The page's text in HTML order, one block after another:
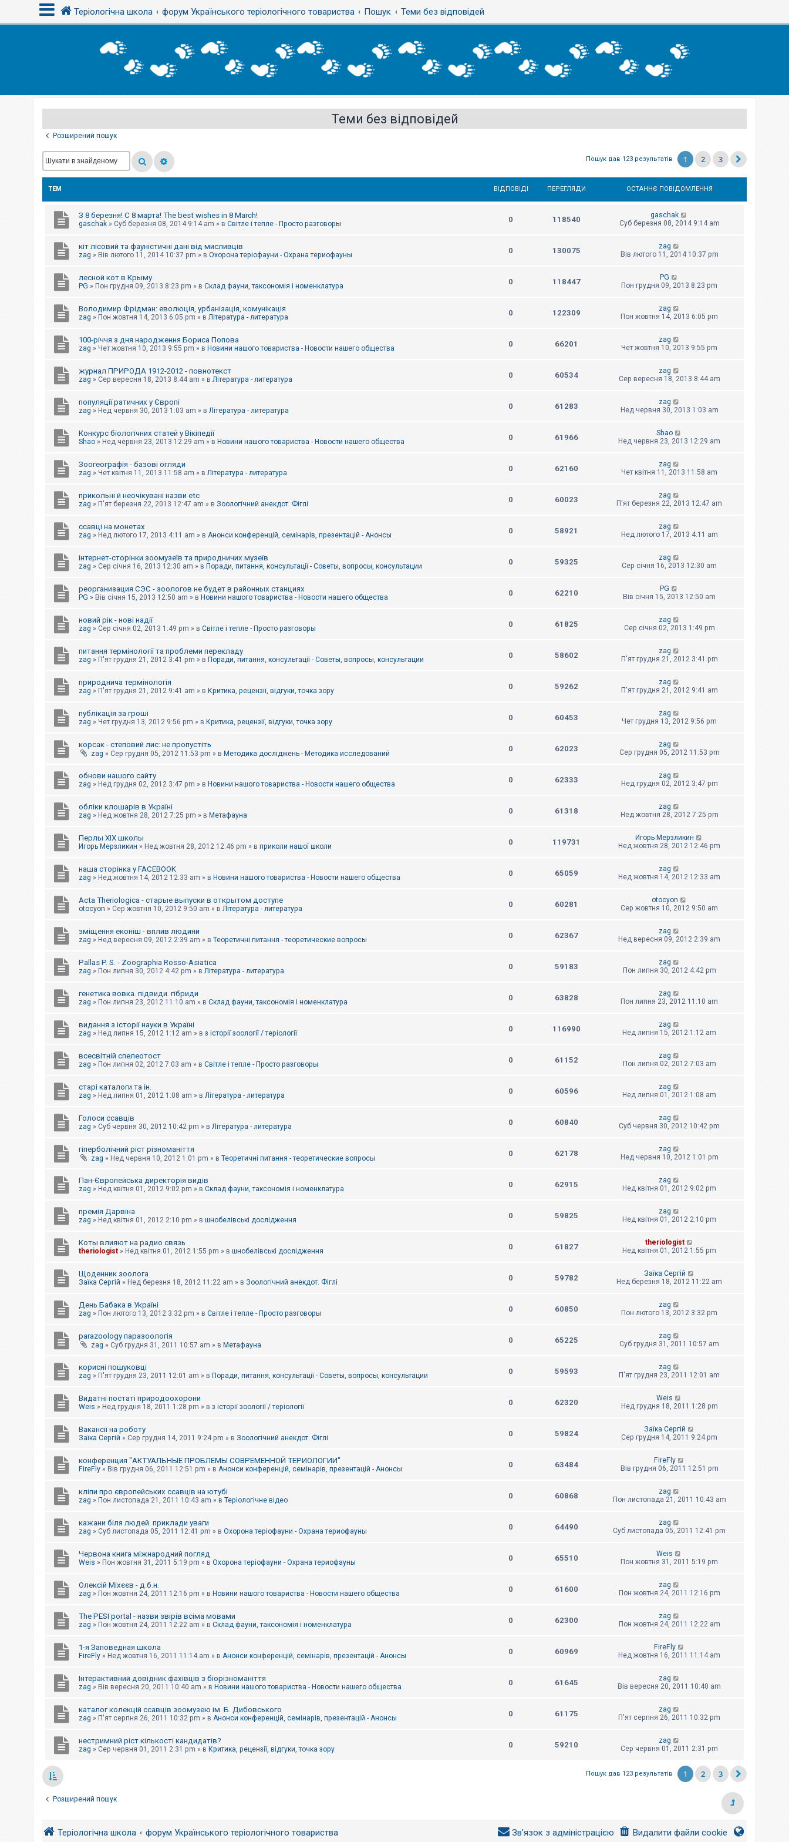
Теріологічна школа форум Українського теріологічного товариства Пошук Теми без відповідей
Теми без відповідей
Розширений пошук
Пошук дав 123 результатів 1 2 3
ТЕМ ВІДПОВІДІ ПЕРЕГЛЯДИ ОСТАННЄ ПОВІДОМЛЕННЯ
З 8 березня! С 8 марта! The best wishes in 8 March!
gaschak » Суб березня 08, 2014 9:14 am » в Світле і тепле - Просто разговоры 0 118540
gaschak
Суб березня 08, 2014 9:14 am
кіт лісовий та фауністичні дані від мисливців
zag » Вів лютого 11, 2014 10:37 pm » в Охорона теріофауни - Охрана териофауны 0 130075
zag
Вів лютого 11, 2014 10:37 pm
лесной кот в Крыму
PG » Пон грудня 09, 2013 8:23 pm » в Склад фауни, таксономія і номенклатура 0 118447
PG
Пон грудня 09, 2013 8:23 pm
Володимир Фрідман: еволюція, урбанізація, комунікація
zag » Пон жовтня 14, 2013 6:05 pm » в Література - литература 0 122309
zag
Пон жовтня 14, 2013 6:05 pm
100-річчя з дня народження Бориса Попова
zag » Чет жовтня 10, 2013 9:55 pm » в Новини нашого товариства - Новости нашего общества 0 66201
zag
Чет жовтня 10, 2013 9:55 pm
журнал ПРИРОДА 1912-2012 - повнотекст
zag » Сер вересня 18, 2013 8:44 am » в Література - литература 0 60534
zag
Сер вересня 18, 2013 8:44 am
популяції ратичних у Європі
zag » Нед червня 30, 2013 1:03 am » в Література - литература 0 61283
zag
Нед червня 30, 2013 1:03 am
Конкурс біологічних статей у Вікіпедії
Shao » Нед червня 23, 2013 12:29 am » в Новини нашого товариства - Новости нашего общества 0 61966
Shao
Нед червня 23, 2013 12:29 am
Зоогеографія - базові огляди
zag » Чет квітня 11, 2013 11:58 am » в Література - литература 0 62160
zag
Чет квітня 11, 2013 11:58 am
прикольні й неочікувані назви etc
zag » П'ят березня 22, 2013 12:47 am » в Зоологічний анекдот. Фіглі 0 60023
zag
П'ят березня 22, 2013 12:47 am
ссавці на монетах
zag » Нед лютого 17, 2013 4:11 am » в Анонси конференцій, семінарів, презентацій - Анонсы 0 58921
zag
Нед лютого 17, 2013 4:11 am
інтернет-сторінки зоомузеїв та природничих музеїв
zag » Сер січня 16, 2013 12:30 am » в Поради, питання, консультації - Советы, вопросы, консультации 0 59325
zag
Сер січня 16, 2013 12:30 am
реорганизация СЭС - зоологов не будет в районных станциях
PG » Вів січня 15, 2013 12:50 am » в Новини нашого товариства - Новости нашего общества 0 62210
PG
Вів січня 15, 2013 12:50 am
новий рік - нові надії
zag » Сер січня 02, 2013 1:49 pm » в Світле і тепле - Просто разговоры 0 61825
zag
Сер січня 02, 2013 1:49 pm
питання термінології та проблеми перекладу
zag » П'ят грудня 21, 2012 3:41 pm » в Поради, питання, консультації - Советы, вопросы, консультации 0 58602
zag
П'ят грудня 21, 2012 3:41 pm
природнича термінологія
zag » П'ят грудня 21, 2012 9:41 am » в Критика, рецензії, відгуки, точка зору 0 59262
zag
П'ят грудня 21, 2012 9:41 am
публікація за гроші
zag » Чет грудня 13, 2012 9:56 pm » в Критика, рецензії, відгуки, точка зору 0 60453
zag
Чет грудня 13, 2012 9:56 pm
корсак - степовий лис: не пропустіть
zag » Сер грудня 05, 2012 11:53 pm » в Методика досліджень - Методика исследований
0 62023
zag
Сер грудня 05, 2012 11:53 pm
обнови нашого сайту
zag » Нед грудня 02, 2012 3:47 pm » в Новини нашого товариства - Новости нашего общества 0 62333
zag
Нед грудня 02, 2012 3:47 pm
обліки клошарів в Україні
zag » Нед жовтня 28, 2012 7:25 pm » в Метафауна 0 61318
zag
Нед жовтня 28, 2012 7:25 pm
Перлы ХІХ школы
Игорь Мерзликин » Нед жовтня 28, 2012 12:46 pm » в приколи нашої школи 0 119731
Игорь Мерзликин
Нед жовтня 28, 2012 12:46 pm
наша сторінка у FACEBOOK
zag » Нед жовтня 14, 2012 12:33 am » в Новини нашого товариства - Новости нашего общества 0 65059
zag
Нед жовтня 14, 2012 12:33 am
Acta Theriologica - старые выпуски в открытом доступе
otocyon » Сер жовтня 10, 2012 9:50 am » в Література - литература 0 60281
otocyon
Сер жовтня 10, 2012 9:50 am
зміщення еконіш - вплив людини
zag » Нед вересня 09, 2012 2:39 am » в Теоретичні питання - теоретические вопросы 0 62367
zag
Нед вересня 09, 2012 2:39 am
Pallas P. S. - Zoographia Rosso-Asiatica
zag » Пон липня 30, 2012 4:42 pm » в Література - литература 0 59183
zag
Пон липня 30, 2012 4:42 pm
генетика вовка. підвиди. гібриди
zag » Пон липня 23, 2012 11:10 am » в Склад фауни, таксономія і номенклатура 0 63828
zag
Пон липня 23, 2012 11:10 am
видання з історії науки в Україні
zag » Нед липня 15, 2012 1:12 am » в з історії зоології / теріології 0 116990
zag
Нед липня 15, 2012 1:12 am
всесвітній спелеотост
zag » Пон липня 02, 2012 7:03 am » в Світле і тепле - Просто разговоры 0 61152
zag
Пон липня 02, 2012 7:03 am
старі каталоги та ін.
zag » Нед липня 01, 2012 1:08 am » в Література - литература 0 60596
zag
Нед липня 01, 2012 1:08 am
Голоси ссавців
zag » Суб червня 30, 2012 10:42 pm » в Література - литература 0 60840
zag
Суб червня 30, 2012 10:42 pm
гіперболічний ріст різноманіття
zag » Нед червня 10, 2012 1:01 pm » в Теоретичні питання - теоретические вопросы
0 62178
zag
Нед червня 10, 2012 1:01 pm
Пан-Європейська директорія видів
zag » Нед квітня 01, 2012 9:02 pm » в Склад фауни, таксономія і номенклатура 0 62915
zag
Нед квітня 01, 2012 9:02 pm
премія Дарвіна
zag » Нед квітня 01, 2012 2:10 pm » в шнобелівські дослідження 0 59825
zag
Нед квітня 01, 2012 2:10 pm
Коты влияют на радио связь
theriologist » Нед квітня 01, 2012 1:55 pm » в шнобелівські дослідження 0 61827
theriologist
Нед квітня 01, 2012 1:55 pm
Щоденник зоолога
Заїка Сергій » Нед березня 18, 2012 11:22 am » в Зоологічний анекдот. Фіглі 0 59782
Заїка Сергій
Нед березня 18, 2012 11:22 am
День Бабака в Україні
zag » Пон лютого 13, 2012 3:32 pm » в Світле і тепле - Просто разговоры 0 60850
zag
Пон лютого 13, 2012 3:32 pm
parazoology паразоологія
zag » Суб грудня 31, 2011 10:57 am » в Метафауна
0 65225
zag
Суб грудня 31, 2011 10:57 am
корисні пошуковці
zag » П'ят грудня 23, 2011 12:01 am » в Поради, питання, консультації - Советы, вопросы, консультации 0 59593
zag
П'ят грудня 23, 2011 12:01 am
Видатні постаті природоохорони
Weis » Нед грудня 18, 2011 1:28 pm » в з історії зоології / теріології 0 62320
Weis
Нед грудня 18, 2011 1:28 pm
Вакансії на роботу
Заїка Сергій » Сер грудня 14, 2011 9:24 pm » в Зоологічний анекдот. Фіглі 0 59824
Заїка Сергій
Сер грудня 14, 2011 9:24 pm
конференция "АКТУАЛЬНЫЕ ПРОБЛЕМЫ СОВРЕМЕННОЙ ТЕРИОЛОГИИ"
FireFly » Вів грудня 06, 2011 12:51 pm » в Анонси конференцій, семінарів, презентацій - Анонсы 0 63484
FireFly
Вів грудня 06, 2011 12:51 pm
кліпи про європейських ссавців на ютубі
zag » Пон листопада 21, 2011 10:43 am » в Теріологічне відео 0 60868
zag
Пон листопада 21, 2011 10:43 am
кажани біля людей. приклади уваги
zag » Суб листопада 05, 2011 12:41 pm » в Охорона теріофауни - Охрана териофауны 0 64490
zag
Суб листопада 05, 2011 12:41 pm
Червона книга міжнародний погляд
Weis » Пон жовтня 31, 2011 5:19 pm » в Охорона теріофауни - Охрана териофауны 0 65510
Weis
Пон жовтня 31, 2011 5:19 pm
Олексій Міхєєв - д.б.н.
zag » Пон жовтня 24, 2011 12:16 pm » в Новини нашого товариства - Новости нашего общества 0 61600
zag
Пон жовтня 24, 2011 12:16 pm
The PESI portal - назви звірів всіма мовами
zag » Пон жовтня 24, 2011 12:22 am » в Склад фауни, таксономія і номенклатура 0 62300
zag
Пон жовтня 24, 2011 12:22 am
1-я Заповедная школа
FireFly » Нед жовтня 16, 2011 11:14 am » в Анонси конференцій, семінарів, презентацій - Анонсы 0 60969
FireFly
Нед жовтня 16, 2011 11:14 am
Інтерактивний довідник фахівців з біорізноманіття
zag » Вів вересня 20, 2011 10:40 am » в Новини нашого товариства - Новости нашего общества 0 61645
zag
Вів вересня 20, 2011 10:40 am
каталог колекцій ссавців зоомузею ім. Б. Дибовського
zag » П'ят серпня 26, 2011 10:32 pm » в Анонси конференцій, семінарів, презентацій - Анонсы 0 61175
zag
П'ят серпня 26, 2011 10:32 pm
нестримний ріст кількості кандидатів?
zag » Сер червня 01, 2011 2:31 pm » в Критика, рецензії, відгуки, точка зору 0 59210
zag
Сер червня 01, 2011 2:31 pm
Пошук дав 123 результатів 1 2 3
Розширений пошук
Теріологічна школа форум Українського теріологічного товариства Видалити файли cookie
Зв'язок з адміністрацією